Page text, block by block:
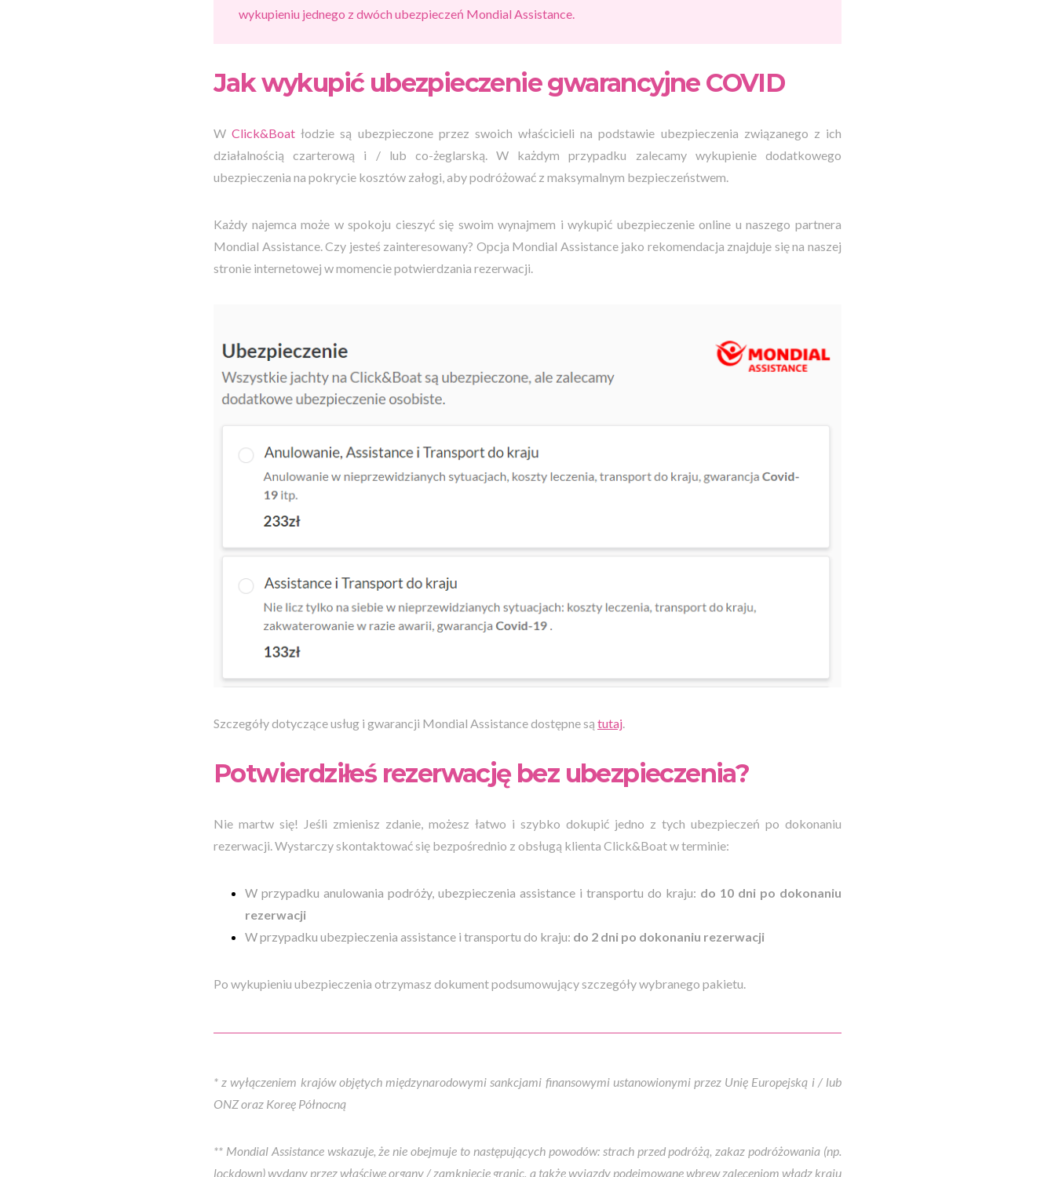
wykupieniu jednego z dwóch ubezpieczeń Mondial Assistance.
Jak wykupić ubezpieczenie gwarancyjne COVID
WClick&Boat łodzie są ubezpieczone przez swoich właścicieli na podstawie ubezpieczenia związanego z ich
działalnością czarterową i / lub co-żeglarską. W każdym przypadku zalecamy wykupienie dodatkowego
ubezpieczenia na pokrycie kosztów załogi, aby podróżować z maksymalnym bezpieczeństwem.
Każdy najemca może w spokoju cieszyć się swoim wynajmem i wykupić ubezpieczenie online u naszego partnera
Mondial Assistance.Czy jesteś zainteresowany? Opcja Mondial Assistance jako rekomendacja znajduje się na naszej
stronie internetowej w momencie potwierdzania rezerwacji.
Szczegóły dotyczące usług i gwarancji Mondial Assistance dostępne są tutaj.
Potwierdziłeś rezerwację bez ubezpieczenia?
Nie martw się! Jeśli zmienisz zdanie, możesz łatwo i szybko dokupić jedno z tych ubezpieczeń po dokonaniu
rezerwacji. Wystarczy skontaktować się bezpośrednio z obsługą klienta Click&Boat w terminie:
W przypadku anulowania podróży, ubezpieczenia assistance i transportu do kraju: do 10 dni po dokonaniu
rezerwacji
W przypadku ubezpieczenia assistance i transportu do kraju: do 2 dni po dokonaniu rezerwacji
Po wykupieniu ubezpieczenia otrzymasz dokument podsumowujący szczegóły wybranego pakietu.
* z wyłączeniem krajów objętych międzynarodowymi sankcjami finansowymi ustanowionymi przez Unię Europejską i / lub
ONZ oraz Koreę Północną
** Mondial Assistance wskazuje, że nie obejmuje to następujących powodów: strach przed podróżą, zakaz podróżowania (np.
lockdown) wydany przez właściwe organy / zamknięcie granic, a także wyjazdy podejmowane wbrew zaleceniom władz kraju